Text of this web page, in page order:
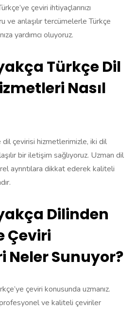
çeviri ihtiyaçlarınızı
ve anlaşılır tercümelerle Türkçe
yardımcı oluyoruz.
Türkçe Dil
Nasıl
dil çevirisi hizmetlerimizle, iki dil
bir iletişim sağlıyoruz. Uzman dil
ayrıntılara dikkat ederek kaliteli
Dilinden
Çeviri
Neler Sunuyor?
çeviri konusunda uzmanız.
profesyonel ve kaliteli çeviriler